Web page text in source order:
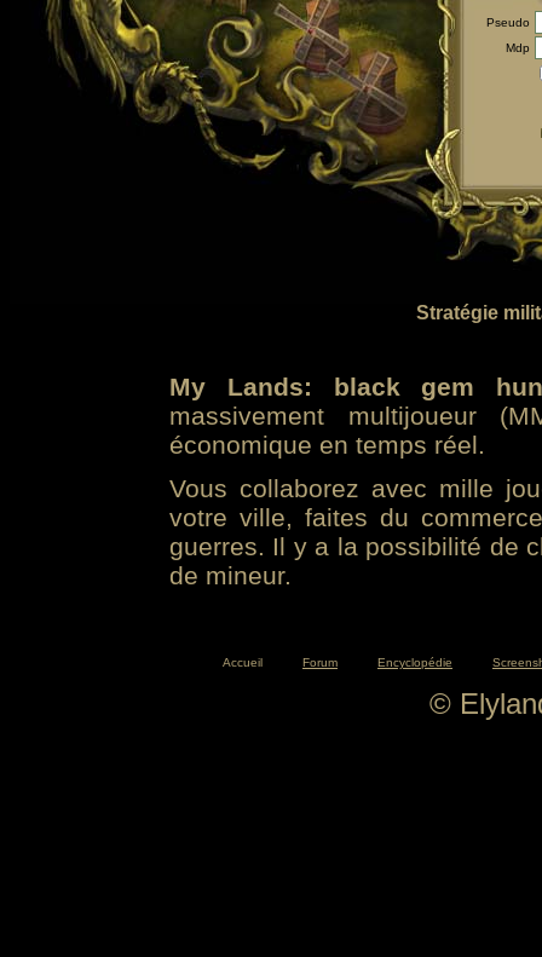
Pseudo
Mdp
Stratégie
My Lands: black gem
massivement multijoueur
économique en temps réel.
Vous collaborez avec mille
votre ville, faites du
guerres. Il y a la possibilité de
de mineur.
Accueil Forum Encyclopédie
©